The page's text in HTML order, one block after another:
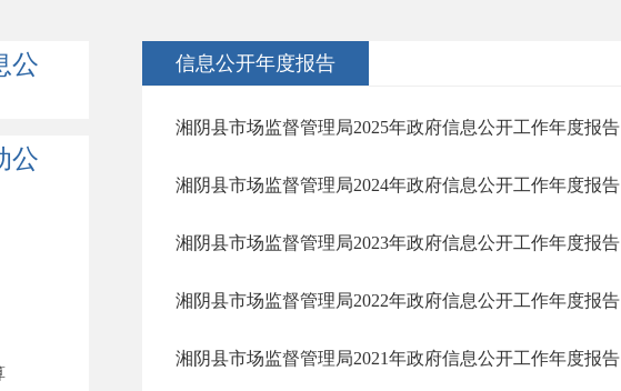
公
公
信息公开年度报告
湘阴县市场监督管理局2025年政府信息公开工作年度报告
湘阴县市场监督管理局2024年政府信息公开工作年度报告
湘阴县市场监督管理局2023年政府信息公开工作年度报告
湘阴县市场监督管理局2022年政府信息公开工作年度报告
湘阴县市场监督管理局2021年政府信息公开工作年度报告